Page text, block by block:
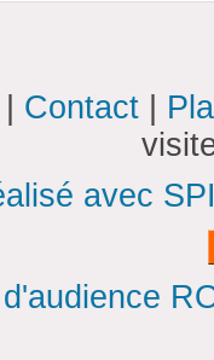
Contact
avec
d'audience